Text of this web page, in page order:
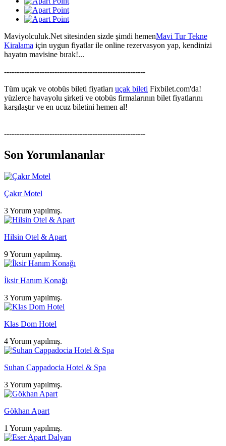
Maviyolculuk.Net sitesinden sizde şimdi hemenMavi Tur Tekne
Kiralama için uygun fiyatlar ile online rezervasyon yap, kendinizi
hayatın mavisine bırak!...
--------------------------------------------------------
Tüm uçak ve otobüs bileti fiyatları uçak bileti Fixbilet.com'da!
yüzlerce havayolu şirketi ve otobüs firmalarının bilet fiyatlarını
karşılaştır ve en ucuz biletini hemen al!
--------------------------------------------------------
Son Yorumlananlar
Çakır Motel
3 Yorum yapılmış.
Hilsin Otel & Apart
9 Yorum yapılmış.
İksir Hanım Konağı
3 Yorum yapılmış.
Klas Dom Hotel
4 Yorum yapılmış.
Suhan Cappadocia Hotel & Spa
3 Yorum yapılmış.
Gökhan Apart
1 Yorum yapılmış.